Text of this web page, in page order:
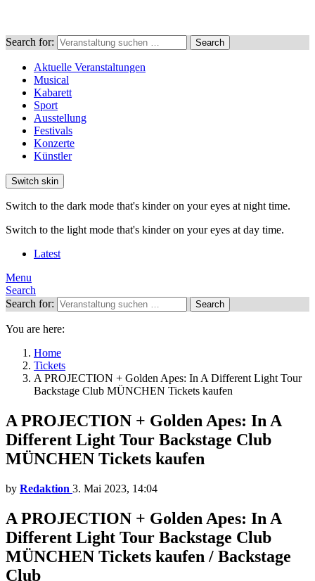
Search for: Search
Aktuelle Veranstaltungen
Musical
Kabarett
Sport
Ausstellung
Festivals
Konzerte
Künstler
Switch skin
Switch to the dark mode that's kinder on your eyes at night time.
Switch to the light mode that's kinder on your eyes at day time.
Latest
Menu
Search
Search for:
Search
You are here:
Home
Tickets
A PROJECTION + Golden Apes: In A Different Light Tour
Backstage Club MÜNCHEN Tickets kaufen
A PROJECTION + Golden Apes: In A
Different Light Tour Backstage Club
MÜNCHEN Tickets kaufen
by Redaktion 3. Mai 2023, 14:04
A PROJECTION + Golden Apes: In A
Different Light Tour Backstage Club
MÜNCHEN Tickets kaufen / Backstage
Club